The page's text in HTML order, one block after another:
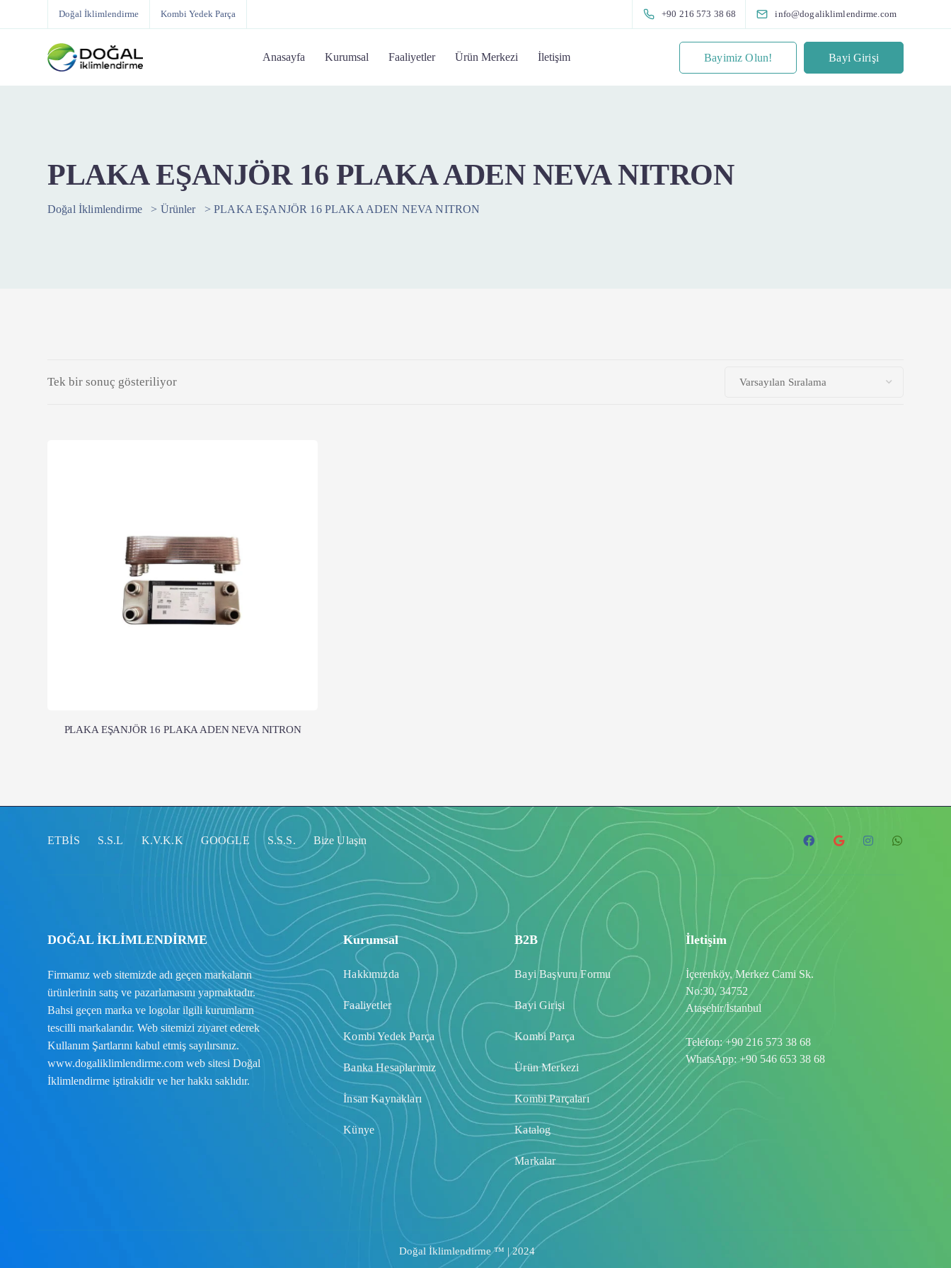
Doğal İklimlendirme Kombi Yedek Parça +90 216 573 38 68 info@dogaliklimlendirme.com
Anasayfa Kurumsal Faaliyetler Ürün Merkezi İletişim Bayimiz Olun! Bayi Girişi
PLAKA EŞANJÖR 16 PLAKA ADEN NEVA NITRON
Doğal İklimlendirme > Ürünler >PLAKA EŞANJÖR 16 PLAKA ADEN NEVA NITRON
Tek bir sonuç gösteriliyor
PLAKA EŞANJÖR 16 PLAKA ADEN NEVA NITRON
ETBİS S.S.L K.V.K.K GOOGLE S.S.S. Bize Ulaşın
DOĞAL İKLİMLENDİRME
Firmamız web sitemizde adı geçen markaların
ürünlerinin satış ve pazarlamasını yapmaktadır.
Bahsi geçen marka ve logolar ilgili kurumların
tescilli markalarıdır. Web sitemizi ziyaret ederek
Kullanım Şartlarını kabul etmiş sayılırsınız.
www.dogaliklimlendirme.com web sitesi Doğal
İklimlendirme iştirakidir ve her hakkı saklıdır.
Kurumsal
Hakkımızda
Faaliyetler
Kombi Yedek Parça
Banka Hesaplarımız
İnsan Kaynakları
Künye
B2B
Bayi Başvuru Formu
Bayi Girişi
Kombi Parça
Ürün Merkezi
Kombi Parçaları
Katalog
Markalar
İletişim
İçerenköy, Merkez Cami Sk.
No:30, 34752
Ataşehir/İstanbul
Telefon:+90 216 573 38 68
WhatsApp:+90 546 653 38 68
Doğal İklimlendirme ™ | 2024